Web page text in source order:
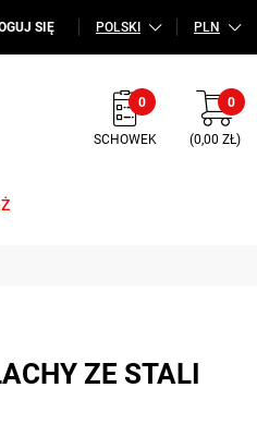
SIĘ POLSKI PLN
0
SCHOWEK
0
(0,00 ZŁ)
ZE STALI